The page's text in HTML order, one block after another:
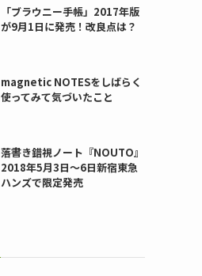
「ブラウニー手帳」2017年版
が9月1日に発売！改良点は？
magnetic NOTESをしばらく
使ってみて気づいたこと
落書き錯視ノート『NOUTO』
2018年5月3日〜6日新宿東急
ハンズで限定発売